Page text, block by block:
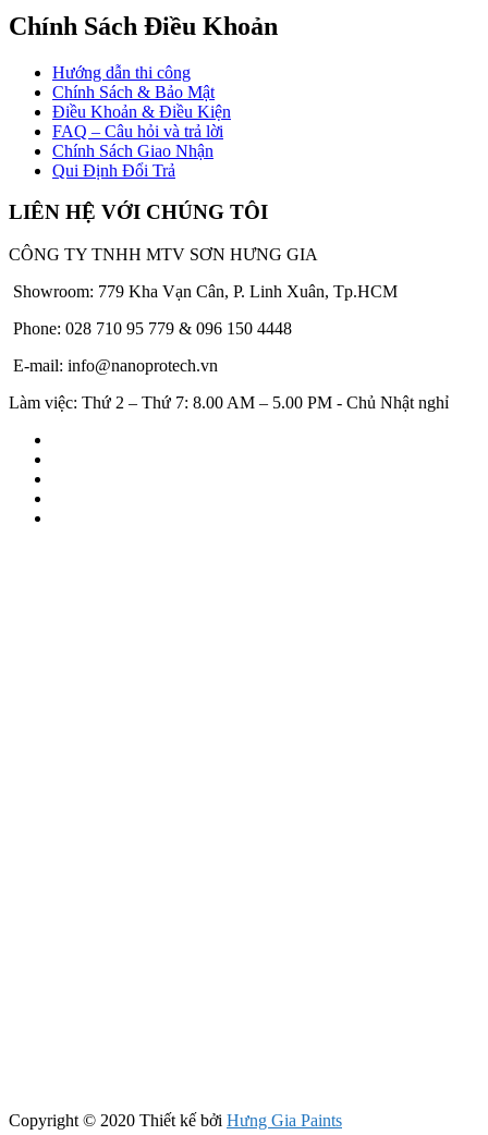
Chính Sách Điều Khoản
Hướng dẫn thi công
Chính Sách & Bảo Mật
Điều Khoản & Điều Kiện
FAQ – Câu hỏi và trả lời
Chính Sách Giao Nhận
Qui Định Đổi Trả
LIÊN HỆ VỚI CHÚNG TÔI
CÔNG TY TNHH MTV SƠN HƯNG GIA
Showroom: 779 Kha Vạn Cân, P. Linh Xuân, Tp.HCM
Phone: 028 710 95 779 & 096 150 4448
E-mail: info@nanoprotech.vn
Làm việc: Thứ 2 – Thứ 7: 8.00 AM – 5.00 PM - Chủ Nhật nghỉ
Copyright © 2020 Thiết kế bởi Hưng Gia Paints